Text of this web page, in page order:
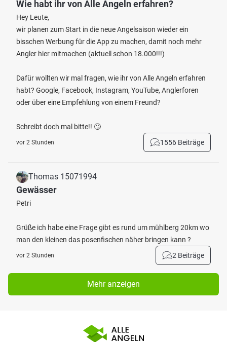
Wie habt ihr von Alle Angeln erfahren?
Hey Leute,
wir planen zum Start in die neue Angelsaison wieder ein
bisschen Werbung für die App zu machen, damit noch mehr
Angler hier mitmachen (aktuell schon 18.000!!!)
Dafür wollten wir mal fragen, wie ihr von Alle Angeln erfahren
habt? Google, Facebook, Instagram, YouTube, Anglerforen
oder über eine Empfehlung von einem Freund?
Schreibt doch mal bitte!! 🙄
vor 2 Stunden 1556 Beiträge
Thomas 15071994
Gewässer
Petri
Grüße ich habe eine Frage gibt es rund um mühlberg 20km wo
man den kleinen das posenfischen näher bringen kann ?
vor 2 Stunden 2 Beiträge
Mehr anzeigen